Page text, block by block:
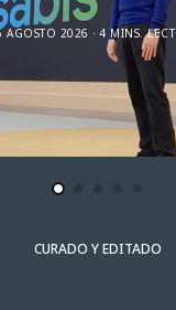
AGOSTO 2026 4 MINS.
CURADO Y EDITADO